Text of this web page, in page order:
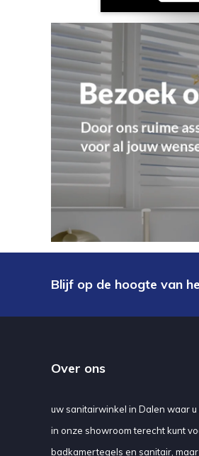
Blijf op de hoogte van
Over ons
uw sanitairwinkel in Dalen waar u
in onze showroom terecht kunt
badkamertegels en sanitair,